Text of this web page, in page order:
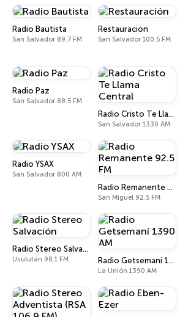
Radio Bautista
San Salvador 89.7 FM
Restauración
San Salvador 100.5 FM
Radio Paz
San Salvador 88.5 FM
Radio Cristo Te Llama Central
San Salvador 1330 AM
Radio YSAX
San Salvador 800 AM
Radio Remanente 92.5 FM
San Miguel 92.5 FM
Radio Stereo Salvación
Usulután 98.1 FM Radio Getsemaní 1390 AM
La Unión 1390 AM